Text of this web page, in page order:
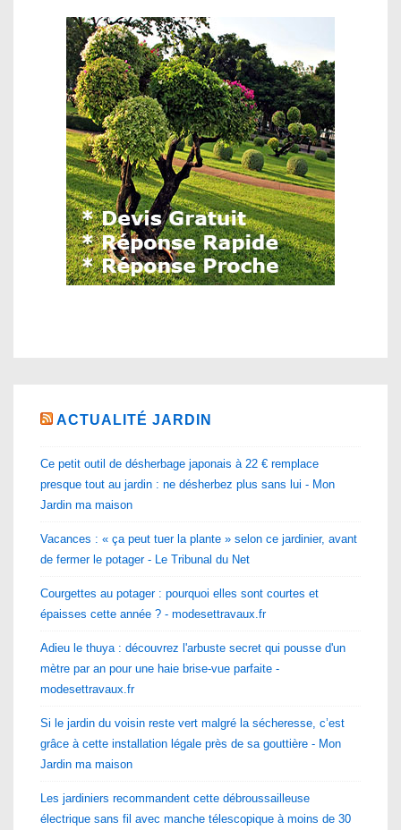
ACTUALITÉ JARDIN
Ce petit outil de désherbage japonais à 22 € remplace
presque tout au jardin : ne désherbez plus sans lui - Mon
Jardin ma maison
Vacances : « ça peut tuer la plante » selon ce jardinier, avant
de fermer le potager - Le Tribunal du Net
Courgettes au potager : pourquoi elles sont courtes et
épaisses cette année ? - modesettravaux.fr
Adieu le thuya : découvrez l'arbuste secret qui pousse d'un
mètre par an pour une haie brise-vue parfaite -
modesettravaux.fr
Si le jardin du voisin reste vert malgré la sécheresse, c’est
grâce à cette installation légale près de sa gouttière - Mon
Jardin ma maison
Les jardiniers recommandent cette débroussailleuse
électrique sans fil avec manche télescopique à moins de 30